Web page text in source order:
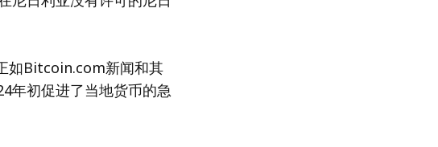
如Bitcoin.com新闻和其
年初促进了当地货币的急